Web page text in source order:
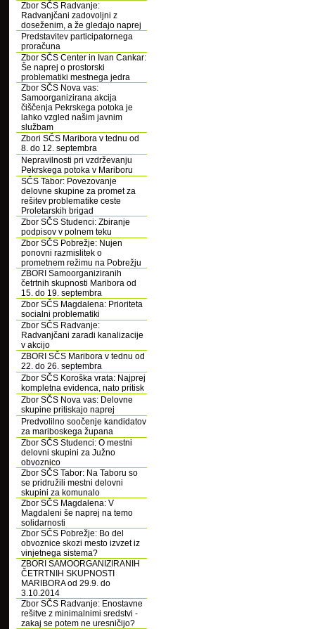
Zbor SČS Radvanje:
Radvanjčani zadovoljni z
doseženim, a že gledajo naprej
Predstavitev participatornega
proračuna
Zbor SČS Center in Ivan Cankar:
Še naprej o prostorski
problematiki mestnega jedra
Zbor SČS Nova vas:
Samoorganizirana akcija
čiščenja Pekrskega potoka je
lahko vzgled našim javnim
službam
Zbori SČS Maribora v tednu od
8. do 12. septembra
Nepravilnosti pri vzdrževanju
Pekrskega potoka v Mariboru
SČS Tabor: Povezovanje
delovne skupine za promet za
rešitev problematike ceste
Proletarskih brigad
Zbor SČS Studenci: Zbiranje
podpisov v polnem teku
Zbor SČS Pobrežje: Nujen
ponovni razmislitek o
prometnem režimu na Pobrežju
ZBORI Samoorganiziranih
četrtnih skupnosti Maribora od
15. do 19. septembra
Zbor SČS Magdalena: Prioriteta
socialni problematiki
Zbor SČS Radvanje:
Radvanjčani zaradi kanalizacije
v akcijo
ZBORI SČS Maribora v tednu od
22. do 26. septembra
Zbor SČS Koroška vrata: Najprej
kompletna evidenca, nato pritisk
Zbor SČS Nova vas: Delovne
skupine pritiskajo naprej
Predvolilno soočenje kandidatov
za mariboskega župana
Zbor SČS Studenci: O mestni
delovni skupini za Južno
obvoznico
Zbor SČS Tabor: Na Taboru so
se pridružili mestni delovni
skupini za komunalo
Zbor SČS Magdalena: V
Magdaleni še naprej na temo
solidarnosti
Zbor SČS Pobrežje: Bo del
obvoznice skozi mesto izvzet iz
vinjetnega sistema?
ZBORI SAMOORGANIZIRANIH
ČETRTNIH SKUPNOSTI
MARIBORA od 29.9. do
3.10.2014
Zbor SČS Radvanje: Enostavne
rešitve z minimalnimi sredstvi -
zakaj se potem ne uresničijo?